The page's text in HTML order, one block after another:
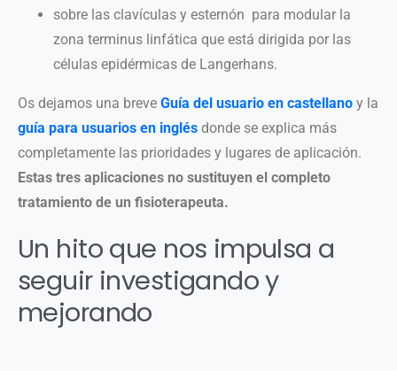
sobre las clavículas y esternón para modular la
zona terminus linfática que está dirigida por las
células epidérmicas de Langerhans.
Os dejamos una breve Guía del usuario en castellano y la
guía para usuarios en inglés donde se explica más
completamente las prioridades y lugares de aplicación.
Estas tres aplicaciones no sustituyen el completo
tratamiento de un fisioterapeuta.
Un hito que nos impulsa a
seguir investigando y
mejorando